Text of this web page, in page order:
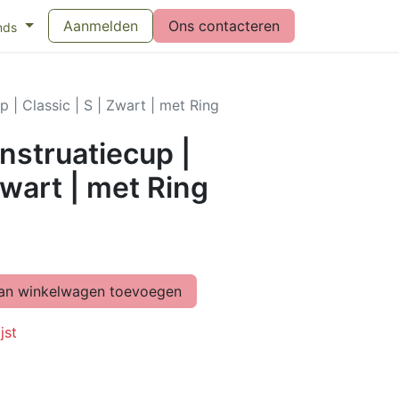
maandverband Vragen over menstruatiecups
Aanmelden Ons contacteren
| Classic | S | Zwart | met Ring
|
| met Ring
winkelwagen toevoegen